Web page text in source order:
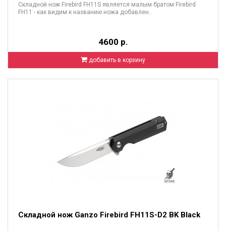
Складной нож Firebird FH11S является малым братом Firebird
FH11 - как видим к названию ножа добавлен..
4600 р.
добавить в корзину
Складной нож Ganzo Firebird FH11S-D2 BK Black